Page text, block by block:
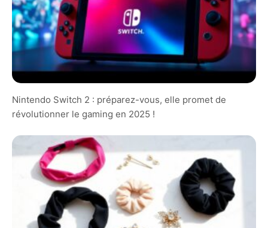
Nintendo Switch 2 : préparez-vous, elle promet de
révolutionner le gaming en 2025 !